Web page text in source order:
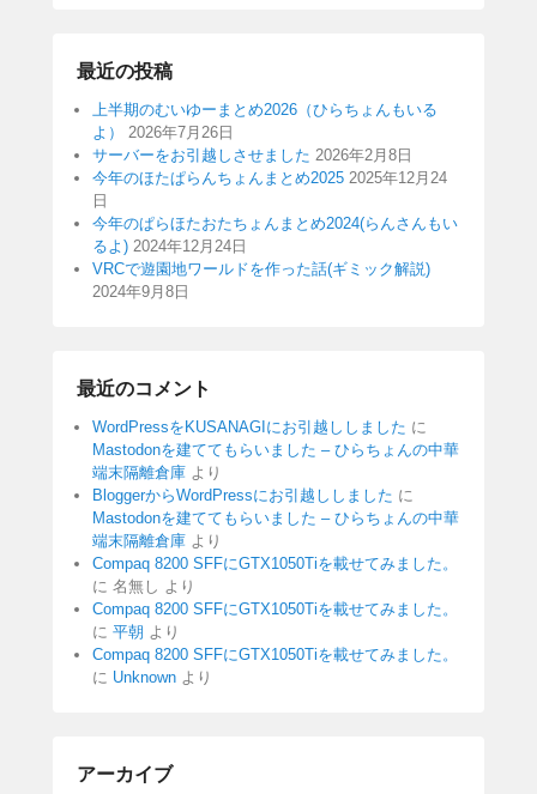
最近の投稿
上半期のむいゆーまとめ2026（ひらちょんもいる
よ）
2026年7月26日
サーバーをお引越しさせました 2026年2月8日
今年のほたぱらんちょんまとめ2025 2025年12月24
日
今年のぱらほたおたちょんまとめ2024(らんさんもい
るよ) 2024年12月24日
VRCで遊園地ワールドを作った話(ギミック解説)
2024年9月8日
最近のコメント
WordPressをKUSANAGIにお引越ししました に
Mastodonを建ててもらいました – ひらちょんの中華
端末隔離倉庫 より
BloggerからWordPressにお引越ししました に
Mastodonを建ててもらいました – ひらちょんの中華
端末隔離倉庫 より
Compaq 8200 SFFにGTX1050Tiを載せてみました。
に 名無し より
Compaq 8200 SFFにGTX1050Tiを載せてみました。
に 平朝 より
Compaq 8200 SFFにGTX1050Tiを載せてみました。
に Unknown より
アーカイブ